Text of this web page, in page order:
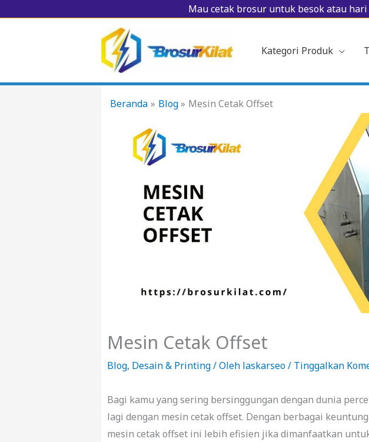
Mau cetak brosur untuk besok atau
Kategori Produk
Beranda Blog Mesin Cetak Offset
Mesin Cetak Offset
Blog, Desain & Printing/ Oleh laskarseo/ Tinggalkan
Bagi kamu yang sering bersinggungan dengan dunia
lagi dengan mesin cetak offset. Dengan berbagai
mesin cetak offset ini lebih efisien jika dimanfaatkan